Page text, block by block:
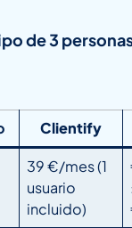
de 3
Clientify
39 €/mes (1
usuario
incluido)